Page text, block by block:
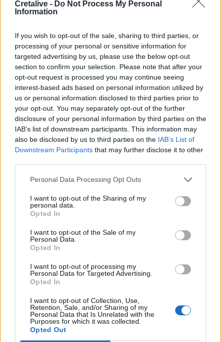
Cretalive - Do Not Process My Personal
Information
If you wish to opt-out of the sale, sharing to third parties, or
processing of your personal or sensitive information for
targeted advertising by us, please use the below opt-out
section to confirm your selection. Please note that after your
opt-out request is processed you may continue seeing
interest-based ads based on personal information utilized by
us or personal information disclosed to third parties prior to
your opt-out. You may separately opt-out of the further
disclosure of your personal information by third parties on the
IAB’s list of downstream participants. This information may
also be disclosed by us to third parties on the IAB’s List of
Downstream Participants that may further disclose it to other
Personal Data Processing Opt Outs
I want to opt-out of the Sharing of my
personal data.
Opted In
I want to opt-out of the Sale of my
Personal Data.
Opted In
I want to opt-out of processing my
Personal Data for Targeted Advertising.
Opted In
I want to opt-out of Collection, Use,
Retention, Sale, and/or Sharing of my
Personal Data that Is Unrelated with the
Purposes for which it was collected.
Opted Out
Φεστιβάλ βιβλίου Χανίων Χανιά
Γίνε ο ρεπόρτερ του CRETALIVE
ΣΤΕΊΛΕ ΤΗΝ ΕΊΔΗΣΗ
Οργανωτικό λίφτινγκ χρειάζονται οι δήμοι
Ζ. Κωνσταντοπούλου για πυρκαγιές: Αυτό που συμβαίνει
δεν είναι ατύχημα αλλά έγκλημα συνεχιζόμενο
19:56
Σε κλίμα οδύνης το ύστατο χαίρε στον Αριστοτέλη
Δαμίγο που έχασε τη ζωή του κατά τη συντριβή των
Χανιά: Εκδήλωση μνήμης για τα 81 χρόνια από τη
Χιροσίμα και το Ναγκασάκι